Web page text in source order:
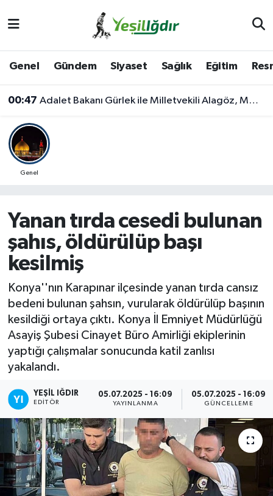
Genel Gündem Siyaset Sağlık Eğitim
00:47 Adalet Bakanı Gürlek ile Milletvekili Alagöz, MHP İl Başkanlığını Ziyaret Etti
Genel
Yanan tırda cesedi bulunan
şahıs, öldürülüp başı
kesilmiş
Konya''nın Karapınar ilçesinde yanan tırda cansız
bedeni bulunan şahsın, vurularak öldürülüp başının
kesildiği ortaya çıktı. Konya İl Emniyet Müdürlüğü
Asayiş Şubesi Cinayet Büro Amirliği ekiplerinin
yaptığı çalışmalar sonucunda katil zanlısı
yakalandı.
YEŞIL IĞDIR
EDITÖR
05.07.2025 - 16:09
YAYINLANMA
05.07.2025 - 16:09
GÜNCELLEME
Iğdır Trafik Yoğunluk Haritası
Süper Lig Puan Durumu ve Fikstür
Son Dakika Haberleri
Haber Arşivi